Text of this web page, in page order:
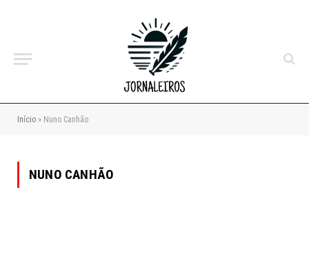
Início » Nuno Canhão
NUNO CANHÃO